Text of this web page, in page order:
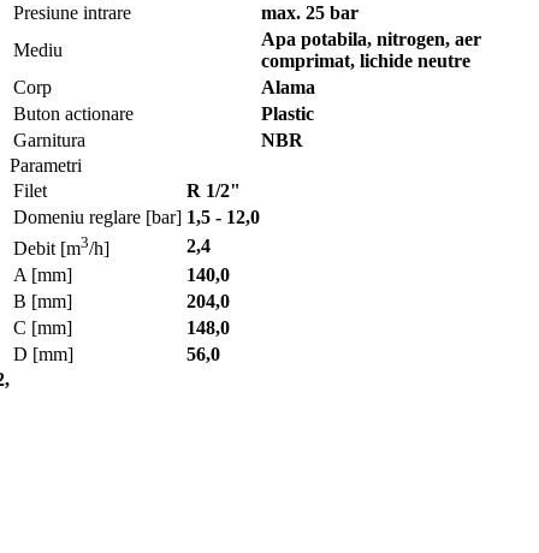
Presiune intrare
max. 25 bar
Mediu
Apa potabila, nitrogen, aer
comprimat, lichide neutre
Corp
Alama
Buton actionare
Plastic
Garnitura
NBR
Parametri
Filet
R 1/2"
Domeniu reglare [bar] 1,5 - 12,0
Debit [m3/h]
2,4
A [mm]
140,0
B [mm]
204,0
C [mm]
148,0
D [mm]
56,0